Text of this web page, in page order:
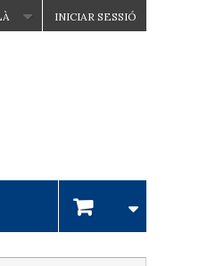
INICIAR SESSIÓ